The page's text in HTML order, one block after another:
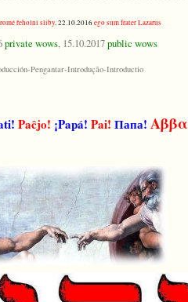
řeholní sliby,22.10.2016ego sum frater Lazarus
private wows, 15.10.2017public wows
Pengantar-Introdução-Introductio
Paĉjo! ¡Papá! Pai! Папа! Αββα